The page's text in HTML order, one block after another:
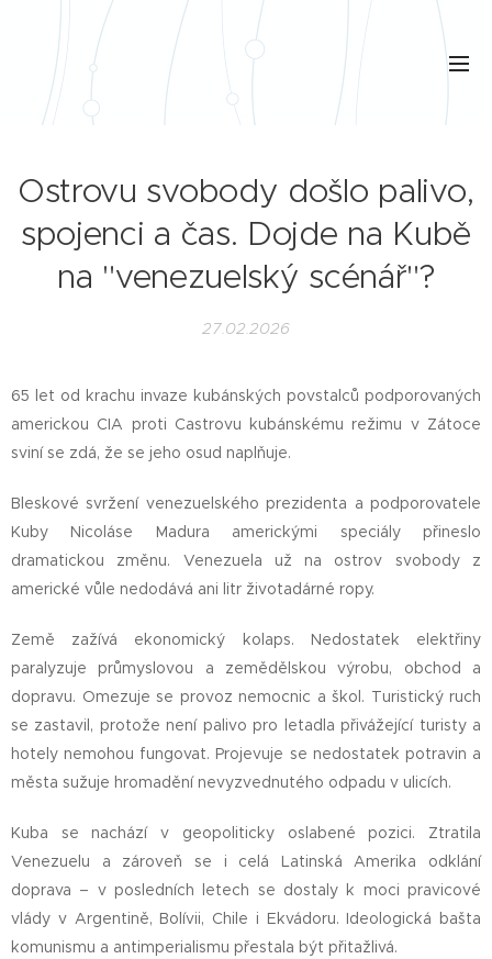
Ostrovu svobody došlo palivo,
spojenci a čas. Dojde na Kubě
na "venezuelský scénář"?
27.02.2026
65 let od krachu invaze kubánských povstalců podporovaných
americkou CIA proti Castrovu kubánskému režimu v Zátoce
sviní se zdá, že se jeho osud naplňuje.
Bleskové svržení venezuelského prezidenta a podporovatele
Kuby Nicoláse Madura americkými speciály přineslo
dramatickou změnu. Venezuela už na ostrov svobody z
americké vůle nedodává ani litr životadárné ropy.
Země zažívá ekonomický kolaps. Nedostatek elektřiny
paralyzuje průmyslovou a zemědělskou výrobu, obchod a
dopravu. Omezuje se provoz nemocnic a škol. Turistický ruch
se zastavil, protože není palivo pro letadla přivážející turisty a
hotely nemohou fungovat. Projevuje se nedostatek potravin a
města sužuje hromadění nevyzvednutého odpadu v ulicích.
Kuba se nachází v geopoliticky oslabené pozici. Ztratila
Venezuelu a zároveň se i celá Latinská Amerika odklání
doprava – v posledních letech se dostaly k moci pravicové
vlády v Argentině, Bolívii, Chile i Ekvádoru. Ideologická bašta
komunismu a antimperialismu přestala být přitažlivá.